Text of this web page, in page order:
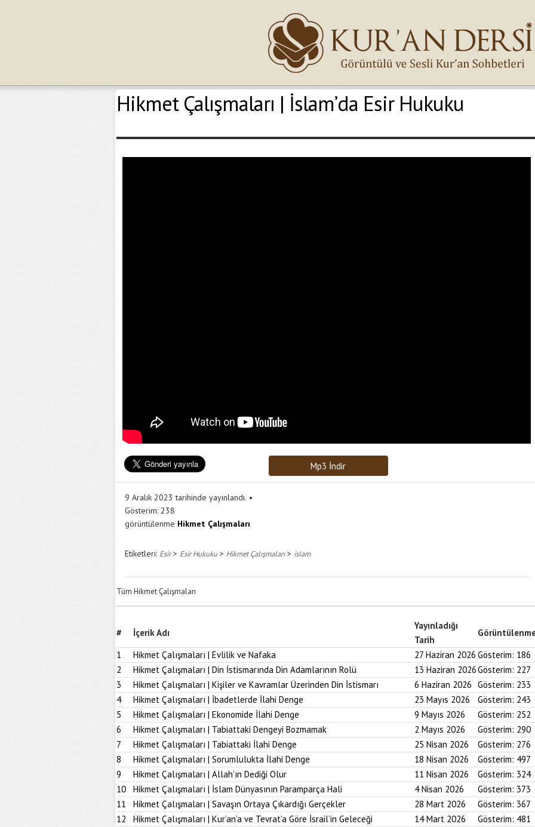
Hikmet Çalışmaları | İslam’da Esir Hukuku
Mp3 İndir
9 Aralık 2023 tarihinde yayınlandı.
Gösterim: 238
görüntülenme Hikmet Çalışmaları
Etiketleri: Esir> Esir Hukuku> Hikmet Çalışmaları> islam
Tüm Hikmet Çalışmaları
# İçerik Adı
Yayınladığı
Tarih
1
Hikmet Çalışmaları | Evlilik ve Nafaka 27 Haziran 2026 Gösterim: 186
2
Hikmet Çalışmaları | Din İstismarında Din Adamlarının Rolü 13 Haziran 2026Gösterim: 227
3
Hikmet Çalışmaları | Kişiler ve Kavramlar Üzerinden Din İstismarı 6 Haziran 2026 Gösterim: 233
4
Hikmet Çalışmaları | İbadetlerde İlahi Denge 23 Mayıs 2026 Gösterim: 243
5
Hikmet Çalışmaları | Ekonomide İlahi Denge 9 Mayıs 2026 Gösterim: 252
6
Hikmet Çalışmaları | Tabiattaki Dengeyi Bozmamak 2 Mayıs 2026 Gösterim: 290
7
Hikmet Çalışmaları | Tabiattaki İlahi Denge 25 Nisan 2026 Gösterim: 276
8
Hikmet Çalışmaları | Sorumlulukta İlahi Denge 18 Nisan 2026 Gösterim: 497
9
Hikmet Çalışmaları | Allah’ın Dediği Olur 11 Nisan 2026 Gösterim: 324
10
Hikmet Çalışmaları | İslam Dünyasının Paramparça Hali 4 Nisan 2026 Gösterim: 373
11
Hikmet Çalışmaları | Savaşın Ortaya Çıkardığı Gerçekler 28 Mart 2026 Gösterim: 367
12
Hikmet Çalışmaları | Kur’an’a ve Tevrat’a Göre İsrail’in Geleceği 14 Mart 2026 Gösterim: 481